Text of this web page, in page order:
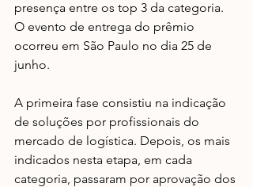
presença entre os top 3 da categoria.
O evento de entrega do prêmio
ocorreu em São Paulo no dia 25 de
junho.
A primeira fase consistiu na indicação
de soluções por profissionais do
mercado de logística. Depois, os mais
indicados nesta etapa, em cada
categoria, passaram por aprovação dos